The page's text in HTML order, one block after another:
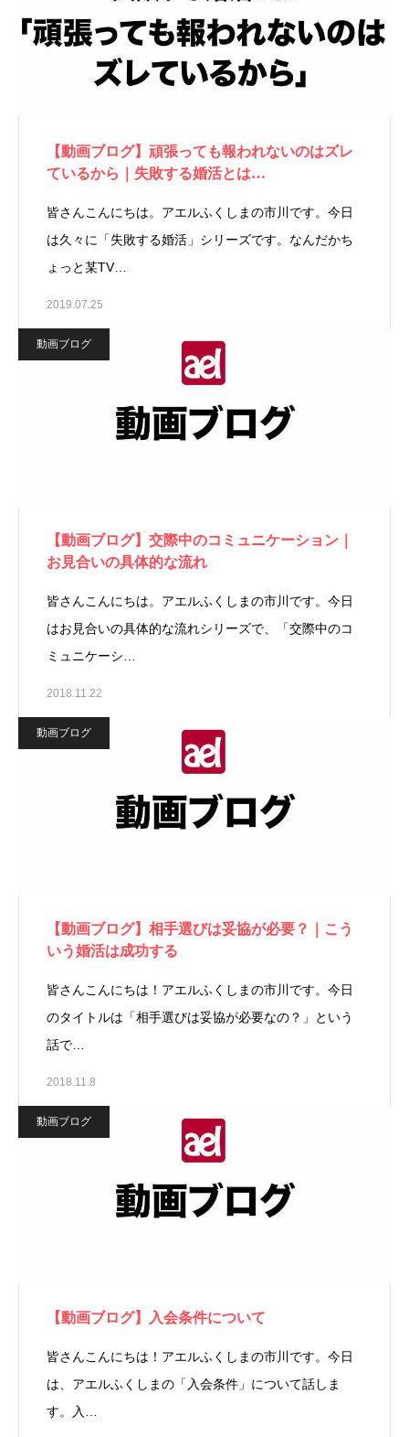
【動画ブログ】頑張っても報われないのはズレ
ているから｜失敗する婚活とは…
皆さんこんにちは。アエルふくしまの市川です。今日
は久々に「失敗する婚活」シリーズです。なんだかち
ょっと某TV…
2019.07.25
動画ブログ
【動画ブログ】交際中のコミュニケーション｜
お見合いの具体的な流れ
皆さんこんにちは。アエルふくしまの市川です。今日
はお見合いの具体的な流れシリーズで、「交際中のコ
ミュニケーシ…
2018.11.22
動画ブログ
【動画ブログ】相手選びは妥協が必要？｜こう
いう婚活は成功する
皆さんこんにちは！アエルふくしまの市川です。今日
のタイトルは「相手選びは妥協が必要なの？」という
話で…
2018.11.8
動画ブログ
【動画ブログ】入会条件について
皆さんこんにちは！アエルふくしまの市川です。今日
は、アエルふくしまの「入会条件」について話しま
す。入…